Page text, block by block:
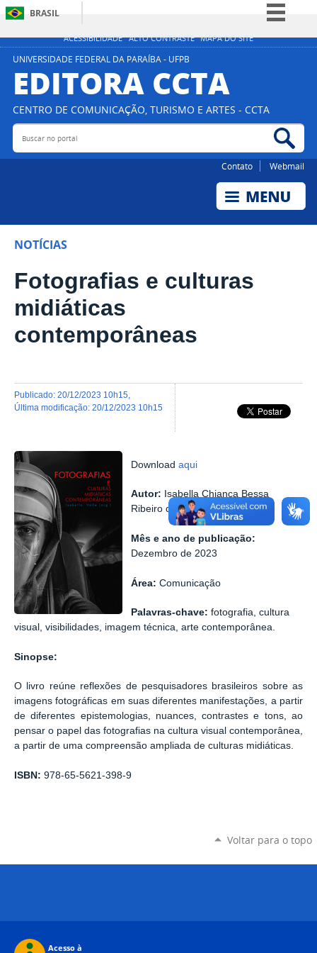
ACESSIBILIDADE ALTO CONTRASTE MAPA DO SITE
BRASIL
Simplifique!
Participe
Acesso à informação
Legislação
UNIVERSIDADE FEDERAL DA PARAÍBA - UFPB
EDITORA CCTA
CENTRO DE COMUNICAÇÃO, TURISMO E ARTES - CCTA
Buscar no portal
Contato Webmail
NOTÍCIAS
Fotografias e culturas
midiáticas
contemporâneas
publicado: 20/12/2023 10h15
última modificação: 20/12/2023 10h15
Downloadaqui
Autor: Isabella Chianca Bessa
Ribeiro do Valle (org)
Mês e ano de publicação:
Dezembro de 2023
Área:Comunicação
Palavras-chave:fotografia, cultura
visual, visibilidades, imagem técnica, arte contemporânea.
Sinopse:
O livro reúne reflexões de pesquisadores brasileiros sobre as
imagens fotográficas em suas diferentes manifestações, a partir
de diferentes epistemologias, nuances, contrastes e tons, ao
pensar o papel das fotografias na cultura visual contemporânea,
a partir de uma compreensão ampliada de culturas midiáticas.
ISBN: 978-65-5621-398-9
Voltar para o topo